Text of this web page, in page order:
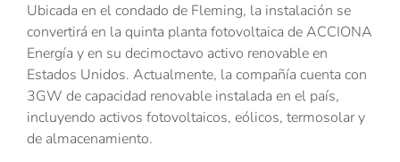
Ubicada en el condado de Fleming, la instalación se
convertirá en la quinta planta fotovoltaica de ACCIONA
Energía y en su decimoctavo activo renovable en
Estados Unidos. Actualmente, la compañía cuenta con
3GW de capacidad renovable instalada en el país,
incluyendo activos fotovoltaicos, eólicos, termosolar y
de almacenamiento.